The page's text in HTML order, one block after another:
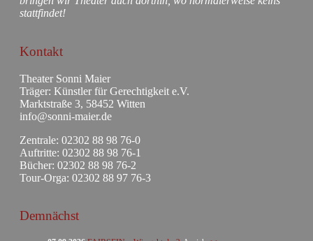
stattfindet!
Kontakt
Theater Sonni Maier
Träger: Künstler für Gerechtigkeit e.V.
Marktstraße 3, 58452 Witten
info@sonni-maier.de
Zentrale: 02302 88 98 76-0
Auftritte: 02302 88 98 76-1
Bücher: 02302 88 98 76-2
Tour-Orga: 02302 88 97 76-3
Demnächst